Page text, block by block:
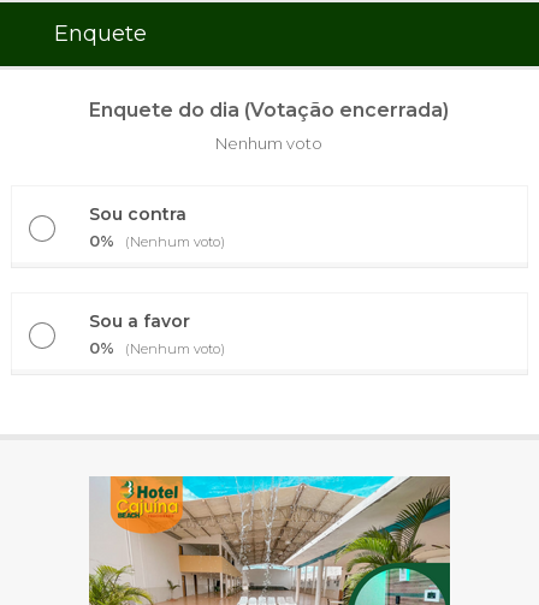
Enquete
Enquete do dia (Votação encerrada)
Nenhum voto
Sou contra
0% (Nenhum voto)
Sou a favor
0% (Nenhum voto)